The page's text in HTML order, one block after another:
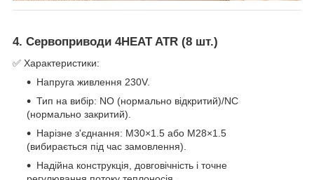
4. Сервоприводи 4HEAT ATR (8 шт.)
✅ Характеристики:
Напруга живлення 230V.
Тип на вибір: NO (нормально відкритий)/NC
(нормально закритий).
Нарізне з'єднання: M30×1.5 або M28×1.5
(вибирається під час замовлення).
Надійна конструкція, довговічність і точне